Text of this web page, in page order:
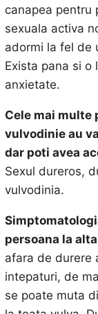
canapea pentru
sexuala activa
adormi la fel de
Exista pana si o
anxietate.
Cele mai multe
vulvodinie au
dar poti avea
Sexul dureros,
vulvodinia.
persoana la
afara de durere
intepaturi, de
se poate muta